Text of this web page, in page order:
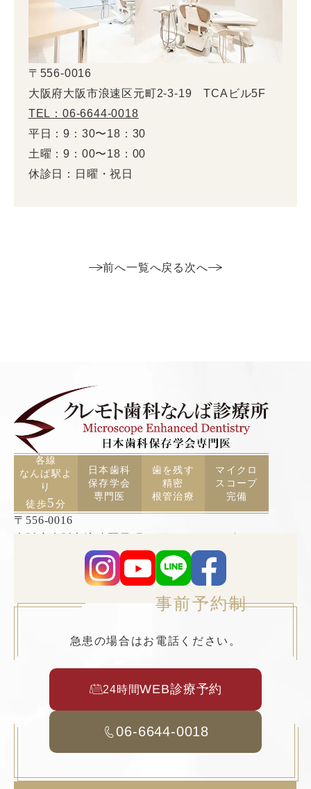
〒556-0016
大阪府大阪市浪速区元町2-3-19 TCAビル5F
TEL：06-6644-0018
平日：9：30〜18：30
土曜：9：00〜18：00
休診日：日曜・祝日
前へ一覧へ戻る 次へ
各線
なんば駅よ
り
徒歩5分
日本歯科
保存学会
専門医
歯を残す
精密
根管治療
マイクロ
スコープ
完備
〒556-0016
事前予約制
急患の場合はお電話ください。
24時間WEB診療予約
06-6644-0018